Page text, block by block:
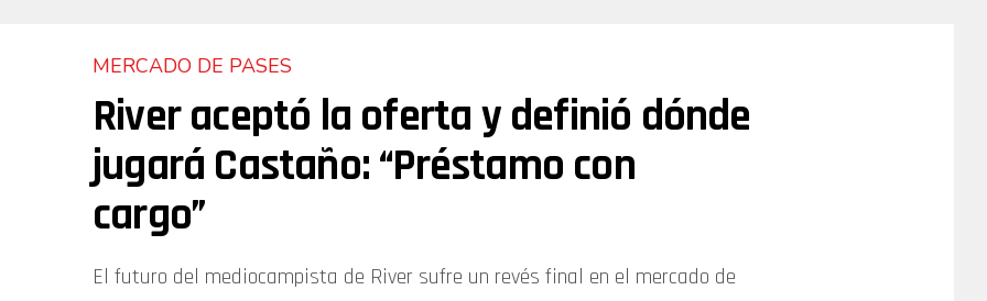
MERCADO DE PASES
River aceptó la oferta y definió dónde
jugará Castaño: “Préstamo con
cargo”
El futuro del mediocampista de River sufre un revés final en el mercado de